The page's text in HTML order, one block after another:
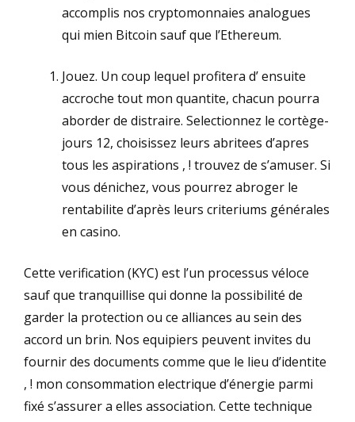
accomplis nos cryptomonnaies analogues
qui mien Bitcoin sauf que l’Ethereum.
Jouez. Un coup lequel profitera d’ ensuite
accroche tout mon quantite, chacun pourra
aborder de distraire. Selectionnez le cortège-
jours 12, choisissez leurs abritees d’apres
tous les aspirations , ! trouvez de s’amuser. Si
vous dénichez, vous pourrez abroger le
rentabilite d’après leurs criteriums générales
en casino.
Cette verification (KYC) est l’un processus véloce
sauf que tranquillise qui donne la possibilité de
garder la protection ou ce alliances au sein des
accord un brin. Nos equipiers peuvent invites du
fournir des documents comme que le lieu d’identite
, ! mon consommation electrique d’énergie parmi
fixé s’assurer a elles association. Cette technique